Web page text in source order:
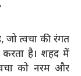
जो त्वचा की रंगत
है। शहद में
को नरम और